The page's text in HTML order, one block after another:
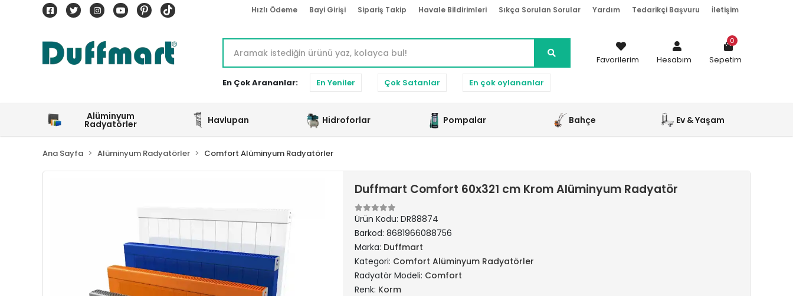
Hızlı Ödeme Bayi Girişi Sipariş Takip Havale Bildirimleri Sıkça Sorulan Sorular Yardım Tedarikçi Başvuru İletişim
En Çok Arananlar: En Yeniler Çok Satanlar En çok oylananlar
Favorilerim Hesabım Sepetim
0
Alüminyum
Radyatörler Havlupan Hidroforlar Pompalar Bahçe Ev & Yaşam
Ana Sayfa Alüminyum Radyatörler Comfort Alüminyum Radyatörler
Duffmart Comfort 60x321 cm Krom Alüminyum Radyatör
Ürün Kodu: DR88874
Barkod: 8681966088756
Marka: Duffmart
Kategori: Comfort Alüminyum Radyatörler
Radyatör Modeli: Comfort
Renk: Korm